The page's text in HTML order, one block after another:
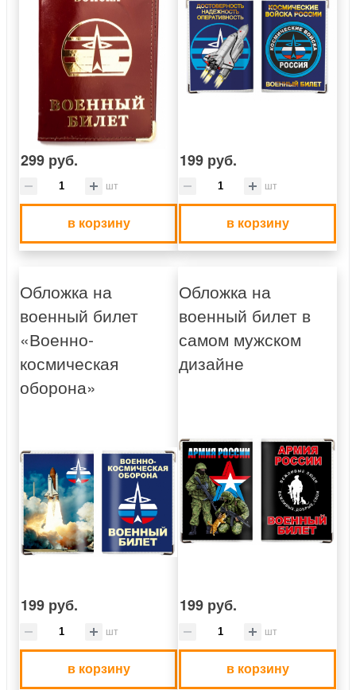
299 руб.
шт
в корзину
199 руб.
шт
в корзину
Обложка на
военный билет
«Военно-
космическая
оборона»
199 руб.
шт
в корзину
Обложка на
военный билет в
самом мужском
дизайне
199 руб.
шт
в корзину